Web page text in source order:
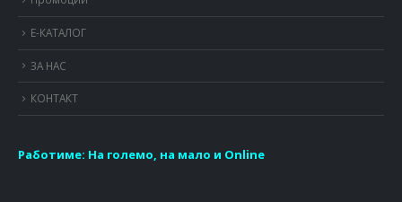
Е-КАТАЛОГ
ЗА НАС
КОНТАКТ
Работиме: На големо, на мало и Online